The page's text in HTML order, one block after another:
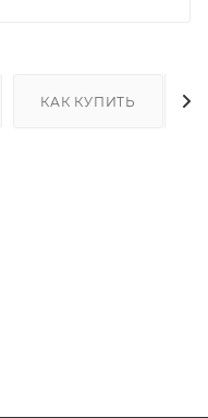
КАК КУПИТЬ